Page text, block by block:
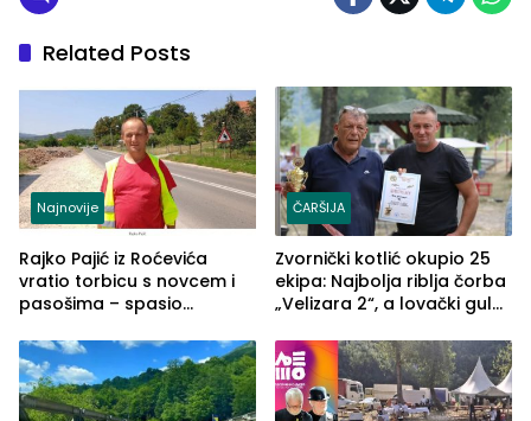
Related Posts
Najnovije
Rajko Pajić iz Roćevića
vratio torbicu s novcem i
pasošima – spasio
Grčkoj
ČARŠIJA
Zvornički kotlić okupio 25
ekipa: Najbolja riblja čorba
„Velizara 2“, a lovački gulaš